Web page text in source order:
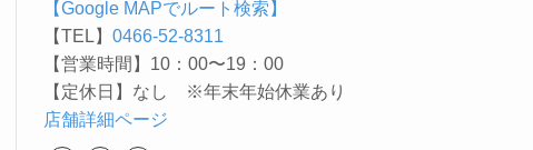
【Google MAPでルート検索】
【TEL】 0466-52-8311
【営業時間】10：00〜19：00
【定休日】なし ※年末年始休業あり
店舗詳細ページ